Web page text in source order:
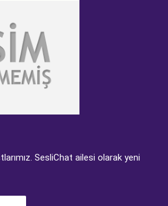
SesliChat ailesi olarak yeni